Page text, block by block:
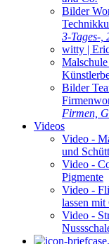
Bilder
3-Tages-,
witty |
Bilder
Firmen,
Videos
Video -
und
Video -
Pigmente
Video -
lassen mit
Video -